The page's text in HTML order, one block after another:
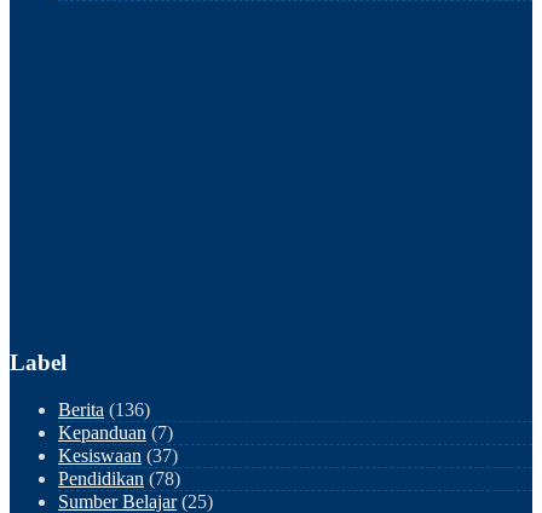
Label
Berita (136)
Kepanduan (7)
Kesiswaan (37)
Pendidikan (78)
Sumber Belajar(25)